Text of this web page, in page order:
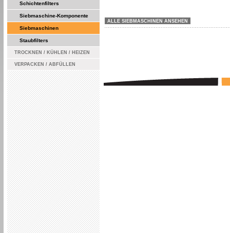
Schichtenfilters
Siebmaschine-Komponente
Siebmaschinen
Staubfilters
TROCKNEN / KÜHLEN / HEIZEN
VERPACKEN / ABFÜLLEN
ALLE SIEBMASCHINEN ANSEHEN